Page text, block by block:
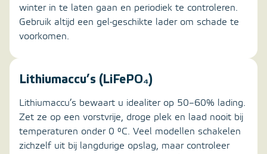
winter in te laten gaan en periodiek te controleren.
Gebruik altijd een gel-geschikte lader om schade te
voorkomen.
Lithiumaccu’s (LiFePO₄)
Lithiumaccu’s bewaart u idealiter op 50–60% lading.
Zet ze op een vorstvrije, droge plek en laad nooit bij
temperaturen onder 0 °C. Veel modellen schakelen
zichzelf uit bij langdurige opslag, maar controleer